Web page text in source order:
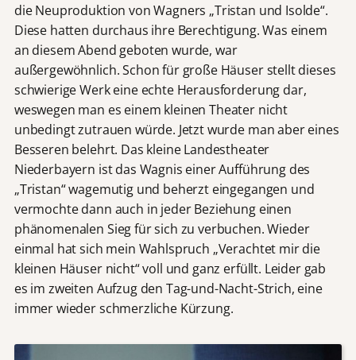
die Neuproduktion von Wagners „Tristan und Isolde“.
Diese hatten durchaus ihre Berechtigung. Was einem
an diesem Abend geboten wurde, war
außergewöhnlich. Schon für große Häuser stellt dieses
schwierige Werk eine echte Herausforderung dar,
weswegen man es einem kleinen Theater nicht
unbedingt zutrauen würde. Jetzt wurde man aber eines
Besseren belehrt. Das kleine Landestheater
Niederbayern ist das Wagnis einer Aufführung des
„Tristan“ wagemutig und beherzt eingegangen und
vermochte dann auch in jeder Beziehung einen
phänomenalen Sieg für sich zu verbuchen. Wieder
einmal hat sich mein Wahlspruch „Verachtet mir die
kleinen Häuser nicht“ voll und ganz erfüllt. Leider gab
es im zweiten Aufzug den Tag-und-Nacht-Strich, eine
immer wieder schmerzliche Kürzung.